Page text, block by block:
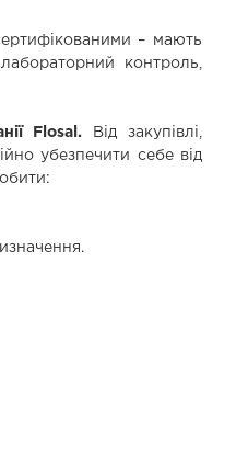
– мають
контроль,
Flosal. Від закупівлі,
убезпечити себе від